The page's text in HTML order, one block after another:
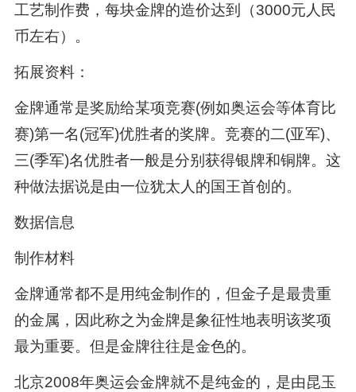
工艺制作费，每块金牌的造价达到（3000元人民
币左右）。
拓展资料：
金牌通常是奖励给某项竞赛(例如奥运会等体育比
赛)第一名(冠军)优胜者的奖牌。竞赛的二(亚军)、
三(季军)名优胜者一般是分别获得银牌和铜牌。这
种做法据说是由一位犹太人的国王首创的。
数据信息
制作材料
金牌通常都不是用纯金制作的，但金子是最贵重
的金属，因此称之为金牌是象征性地表明该奖项
最为重要。但是金牌往往是金色的。
北京2008年奥运会金牌就不是纯金的，是由昆玉